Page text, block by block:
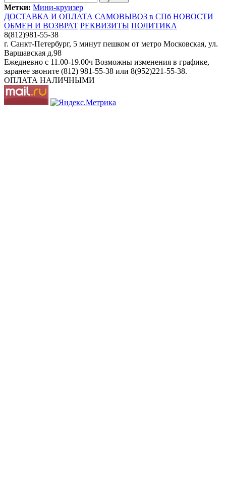
Метки: Мини-круизер
ДОСТАВКА И ОПЛАТА САМОВЫВОЗ в СПб НОВОСТИ
ОБМЕН И ВОЗВРАТ РЕКВИЗИТЫ ПОЛИТИКА
8(812)981-55-38
г. Санкт-Петербург, 5 минут пешком от метро Московская, ул.
Варшавская д.98
Ежедневно c 11.00-19.00ч Возможны изменения в графике,
заранее звоните (812) 981-55-38 или 8(952)221-55-38.
ОПЛАТА НАЛИЧНЫМИ